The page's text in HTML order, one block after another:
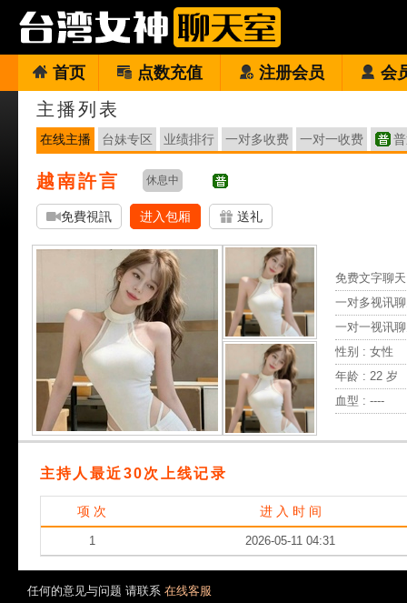
首页 点数充值 注册会员 会
主播列表
在线主播 台妹专区 业绩排行 一对多收费 一对一收费
越南許言 休息中
免費視訊 进入包厢 送礼
免费文字聊
一对多视讯
一对一视讯
性别 : 女性
年龄 : 22 岁
血型 : ----
主持人最近30次上线记录
项 次 进 入 时 间
1 2026-05-11 04:31
任何的意见与问题 请联系 在线客服